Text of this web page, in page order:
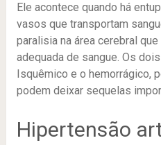
Ele acontece quando há
vasos que transportam
paralisia na área cerebral
adequada de sangue. Os
Isquêmico e o hemorrágico,
podem deixar sequelas
Hipertensão